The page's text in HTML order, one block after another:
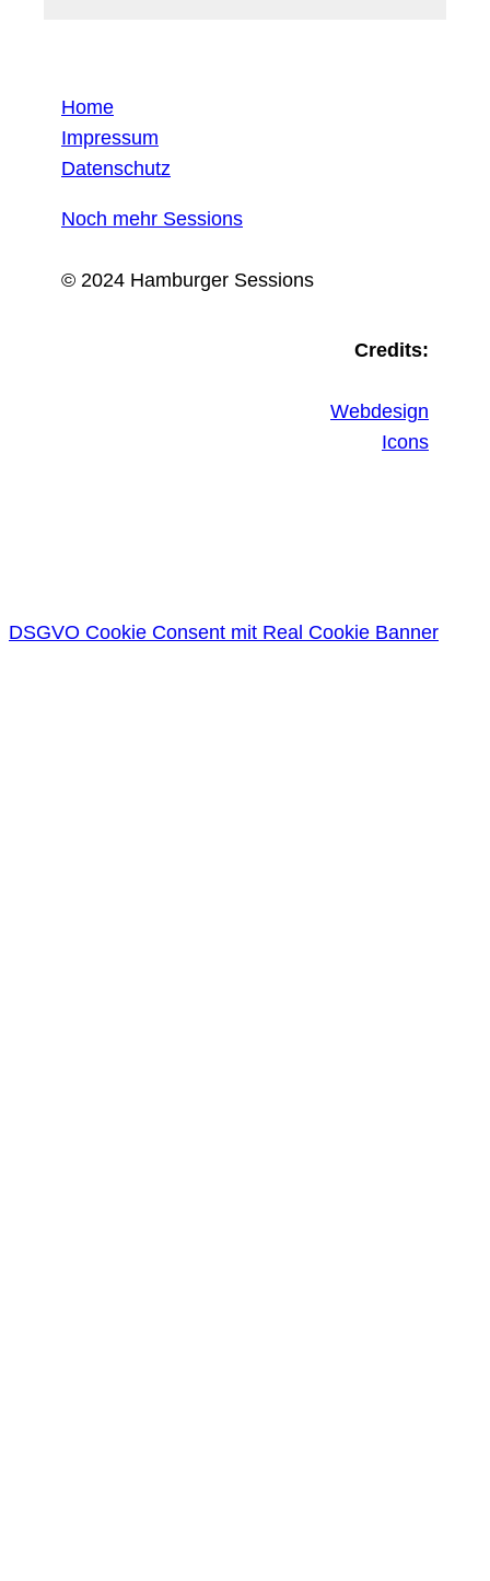
Home
Impressum
Datenschutz
Noch mehr Sessions
© 2024 Hamburger Sessions
Credits:
Webdesign
Icons
DSGVO Cookie Consent mit Real Cookie Banner